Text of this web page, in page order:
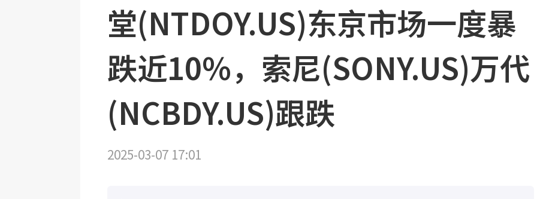
堂(NTDOY.US)东京市场一度暴
跌近10%，索尼(SONY.US)万代
(NCBDY.US)跟跌
2025-03-07 17:01